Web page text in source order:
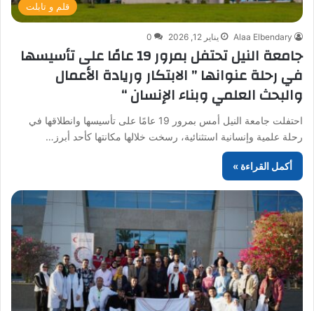
قلم و تابلت
Alaa Elbendary يناير 12, 2026 0
جامعة النيل تحتفل بمرور 19 عامًا على تأسيسها
في رحلة عنوانها ” الابتكار وريادة الأعمال
والبحث العلمي وبناء الإنسان “
احتفلت جامعة النيل أمس بمرور 19 عامًا على تأسيسها وانطلاقها في
رحلة علمية وإنسانية استثنائية، رسخت خلالها مكانتها كأحد أبرز…
أكمل القراءة »